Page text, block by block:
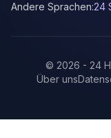
Andere Sprachen:24
© 2026 - 24
Über uns